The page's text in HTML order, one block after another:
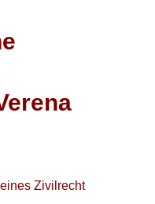
Zivilrecht